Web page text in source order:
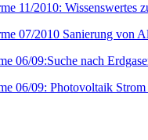
11/2010: Wissenswertes
07/2010 Sanierung von
06/09:Suche nach
06/09: Photovoltaik